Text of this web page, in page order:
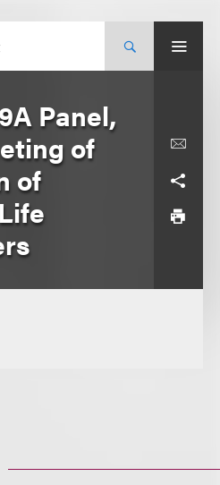
Panel,
of
of